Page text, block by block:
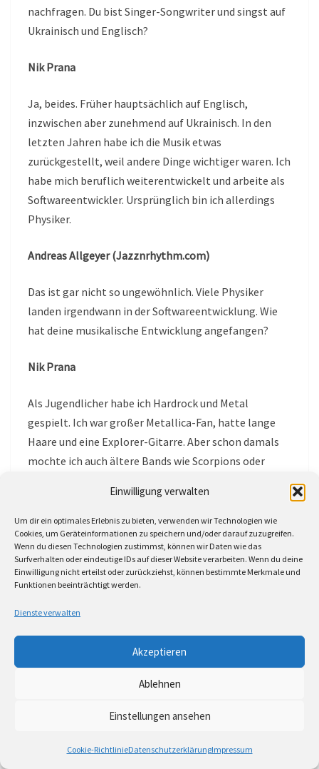
Einwilligung verwalten
Um dir ein optimales Erlebnis zu bieten, verwenden wir Technologien wie
Cookies, um Geräteinformationen zu speichern und/oder darauf zuzugreifen.
Wenn du diesen Technologien zustimmst, können wir Daten wie das
Surfverhalten oder eindeutige IDs auf dieser Website verarbeiten. Wenn du deine
Einwilligung nicht erteilst oder zurückziehst, können bestimmte Merkmale und
Funktionen beeinträchtigt werden.
Dienste verwalten
Akzeptieren
Ablehnen
Einstellungen ansehen
Cookie-RichtlinieDatenschutzerklärungImpressum
nachfragen. Du bist Singer-Songwriter und singst auf
Ukrainisch und Englisch?
Nik Prana
Ja, beides. Früher hauptsächlich auf Englisch,
inzwischen aber zunehmend auf Ukrainisch. In den
letzten Jahren habe ich die Musik etwas
zurückgestellt, weil andere Dinge wichtiger waren. Ich
habe mich beruflich weiterentwickelt und arbeite als
Softwareentwickler. Ursprünglich bin ich allerdings
Physiker.
Andreas Allgeyer (Jazznrhythm.com)
Das ist gar nicht so ungewöhnlich. Viele Physiker
landen irgendwann in der Softwareentwicklung. Wie
hat deine musikalische Entwicklung angefangen?
Nik Prana
Als Jugendlicher habe ich Hardrock und Metal
gespielt. Ich war großer Metallica-Fan, hatte lange
Haare und eine Explorer-Gitarre. Aber schon damals
mochte ich auch ältere Bands wie Scorpions oder
ein ruhiger, sensibler Typ bin. Deshalb bin ich
irgendwann bei akustischer Musik gelandet und habe
die E-Gitarre praktisch komplett aufgegeben.
Andreas Allgeyer (Jazznrhythm.com)
Und dann kamen die Singer-Songwriter?
Genau. James Blunt war ein großes Vorbild, später
Pop. Besonders Brett Young hat mich beeinflusst.